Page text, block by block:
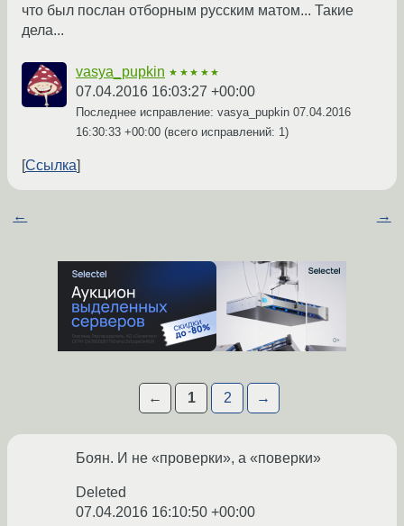
что был послан отборным русским матом... Такие
дела...
vasya_pupkin ★★★★★
07.04.2016 16:03:27 +00:00
Последнее исправление: vasya_pupkin 07.04.2016
16:30:33 +00:00 (всего исправлений: 1)
Ссылка
← →
← 1 2 →
Боян. И не «проверки», а «поверки»
Deleted
07.04.2016 16:10:50 +00:00